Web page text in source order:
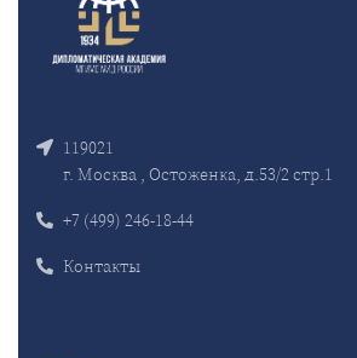
119021
г. Москва , Остоженка, д.53/2 стр.1
+7 (499) 246-18-44
Контакты